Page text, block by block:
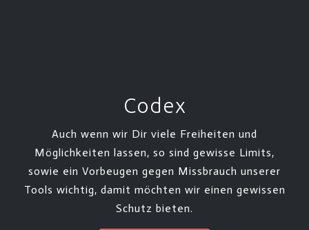
Codex
Auch wenn wir Dir viele Freiheiten und
Möglichkeiten lassen, so sind gewisse Limits,
sowie ein Vorbeugen gegen Missbrauch unserer
Tools wichtig, damit möchten wir einen gewissen
Schutz bieten.